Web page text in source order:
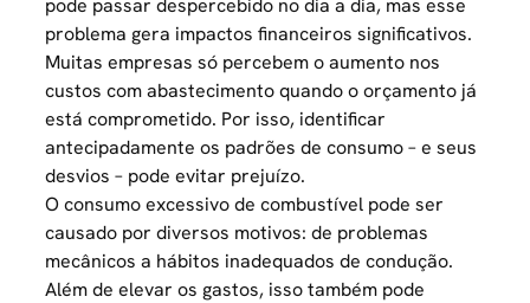
pode passar despercebido no dia a dia, mas esse
problema gera impactos financeiros significativos.
Muitas empresas só percebem o aumento nos
custos com abastecimento quando o orçamento já
está comprometido. Por isso, identificar
antecipadamente os padrões de consumo – e seus
desvios – pode evitar prejuízo.
O consumo excessivo de combustível pode ser
causado por diversos motivos: de problemas
mecânicos a hábitos inadequados de condução.
Além de elevar os gastos, isso também pode